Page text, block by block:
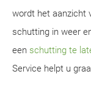
wordt het aanzicht
schutting in weer
een schutting te
Service helpt u